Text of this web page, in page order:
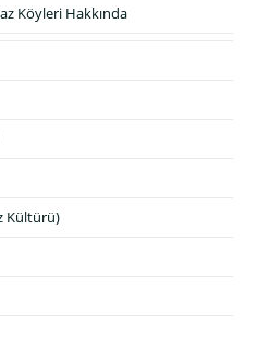
Köyleri Hakkında
Kültürü)